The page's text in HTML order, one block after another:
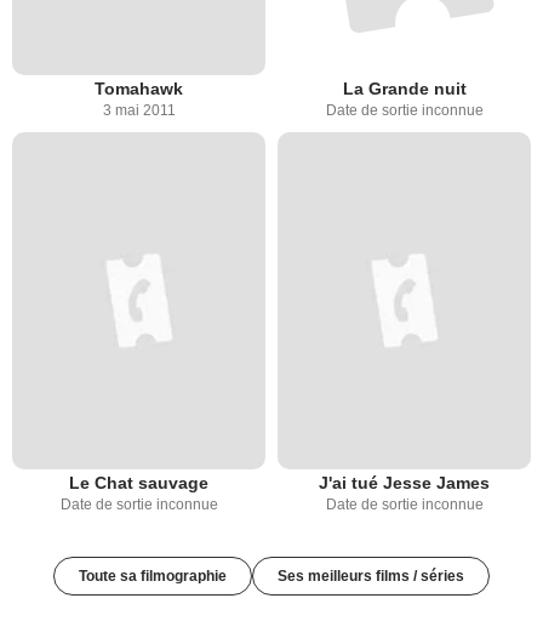
Tomahawk
3 mai 2011
La Grande nuit
Date de sortie inconnue
Le Chat sauvage
Date de sortie inconnue
J'ai tué Jesse James
Date de sortie inconnue
Toute sa filmographie Ses meilleurs films / séries